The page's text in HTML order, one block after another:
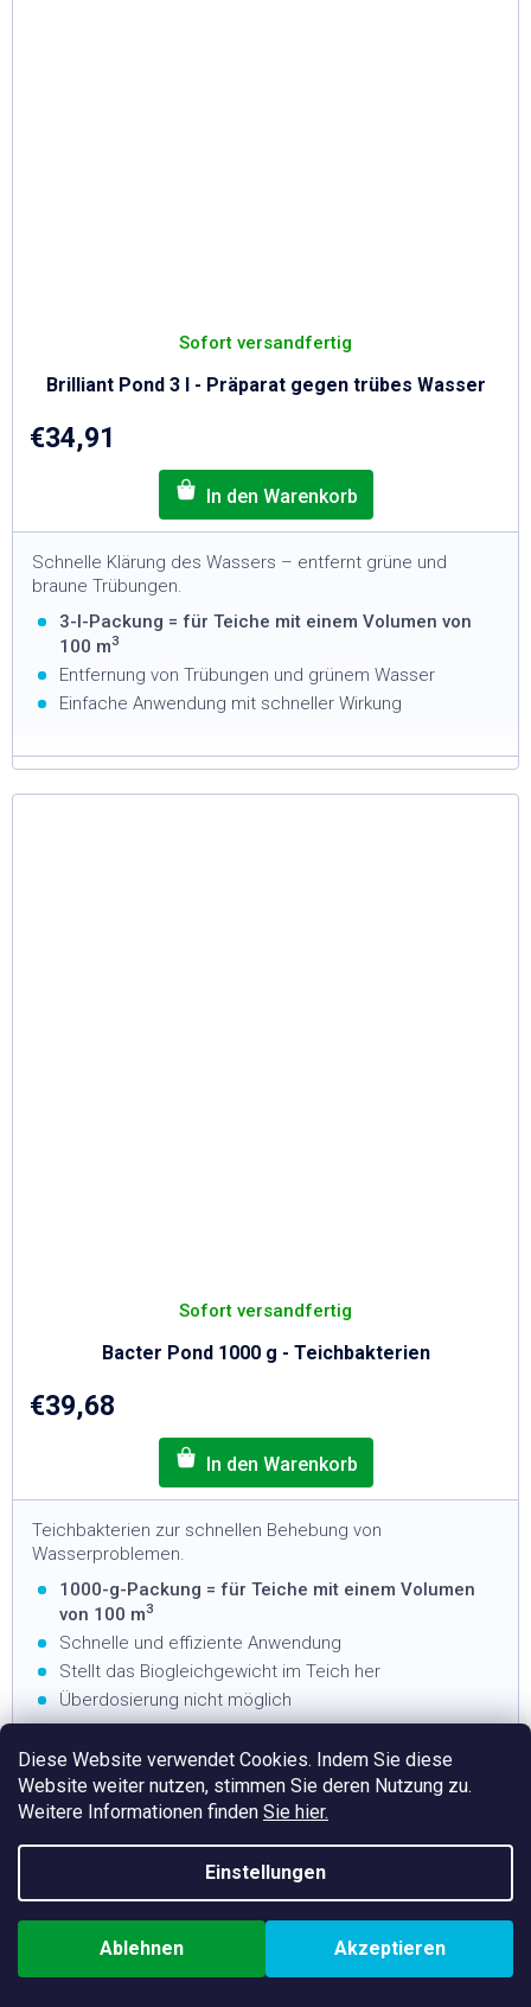
Diese Website verwendet Cookies. Indem Sie diese
Website weiter nutzen, stimmen Sie deren Nutzung zu.
Weitere Informationen finden Sie hier.
Einstellungen
Ablehnen Akzeptieren
Brilliant Pond 3 l - Präparat gegen trübes Wasser
Sofort versandfertig
€34,91
Schnelle Klärung des Wassers – entfernt grüne und
braune Trübungen.
3-l-Packung = für Teiche mit einem Volumen von
100 m3
Entfernung von Trübungen und grünem Wasser
Einfache Anwendung mit schneller Wirkung
Bacter Pond 1000 g - Teichbakterien
Sofort versandfertig
€39,68
Teichbakterien zur schnellen Behebung von
Wasserproblemen.
1000-g-Packung = für Teiche mit einem Volumen
von 100 m3
Schnelle und effiziente Anwendung
Stellt das Biogleichgewicht im Teich her
Überdosierung nicht möglich